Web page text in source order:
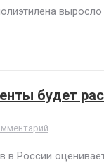
будет
в России